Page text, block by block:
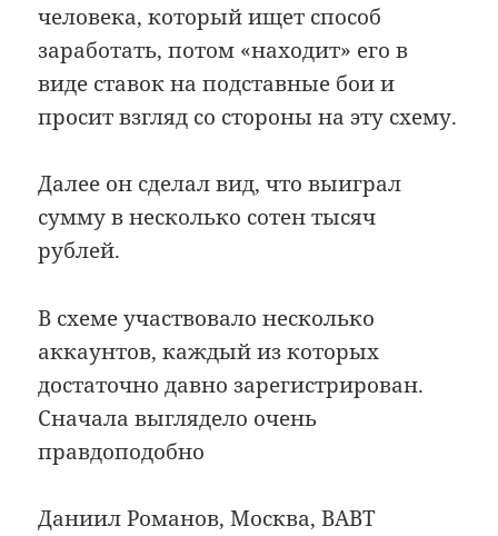
человека, который ищет способ
заработать, потом «находит» его в
виде ставок на подставные бои и
просит взгляд со стороны на эту схему.
Далее он сделал вид, что выиграл
сумму в несколько сотен тысяч
рублей.
В схеме участвовало несколько
аккаунтов, каждый из которых
достаточно давно зарегистрирован.
Сначала выглядело очень
правдоподобно
Даниил Романов, Москва, ВАВТ